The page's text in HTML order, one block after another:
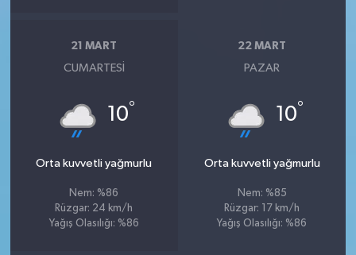
21 MART
CUMARTESI
10°
Orta kuvvetli yağmurlu
Nem: %86
Rüzgar: 24 km/h
Yağış Olasılığı: %86
22 MART
PAZAR
10°
Orta kuvvetli yağmurlu
Nem: %85
Rüzgar: 17 km/h
Yağış Olasılığı: %86